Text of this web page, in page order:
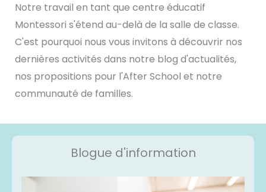
Notre travail en tant que centre éducatif
Montessori s'étend au-delà de la salle de classe.
C'est pourquoi nous vous invitons à découvrir nos
dernières activités dans notre blog d'actualités,
nos propositions pour l'After School et notre
communauté de familles.
Blogue d'information